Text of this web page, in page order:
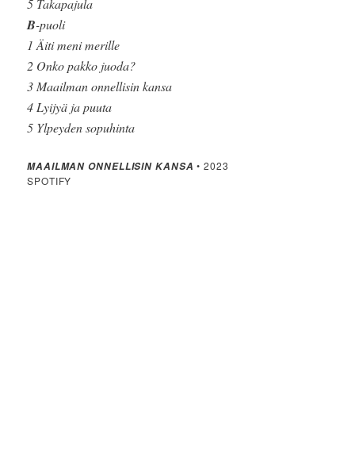
B-puoli
1 Äiti meni merille
2 Onko pakko juoda?
3 Maailman onnellisin kansa
4 Lyijyä ja puuta
5 Ylpeyden sopuhinta
MAAILMAN ONNELLISIN KANSA • 2023
SPOTIFY